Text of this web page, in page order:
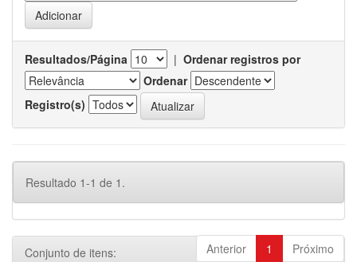
Resultados/Página | Ordenar registros por
Ordenar
Registro(s)
Resultado 1-1 de 1.
Anterior 1 Próximo
Conjunto de itens: